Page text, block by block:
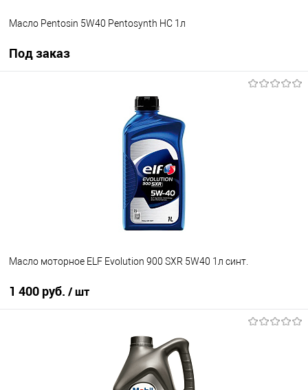
Масло Pentosin 5W40 Pentosynth HC 1л
Под заказ
Недоступно
Масло моторное ELF Evolution 900 SXR 5W40 1л синт.
1 400 руб. / шт
В наличии